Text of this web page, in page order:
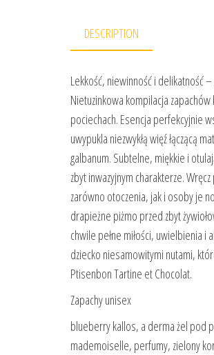
DESCRIPTION
Lekkość, niewinność i delikatność
Nietuzinkowa kompilacja
pociechach. Esencja perfekcyjnie
uwypukla niezwykłą więź łączącą
galbanum. Subtelne, miękkie i
zbyt inwazyjnym charakterze.
zarówno otoczenia, jak i osoby je
drapieżne piżmo przed zbyt
chwile pełne miłości, uwielbienia i
dziecko niesamowitymi nutami,
Ptisenbon Tartine et Chocolat.
Zapachy unisex
blueberry kallos, a derma żel pod
mademoiselle, perfumy, zielony